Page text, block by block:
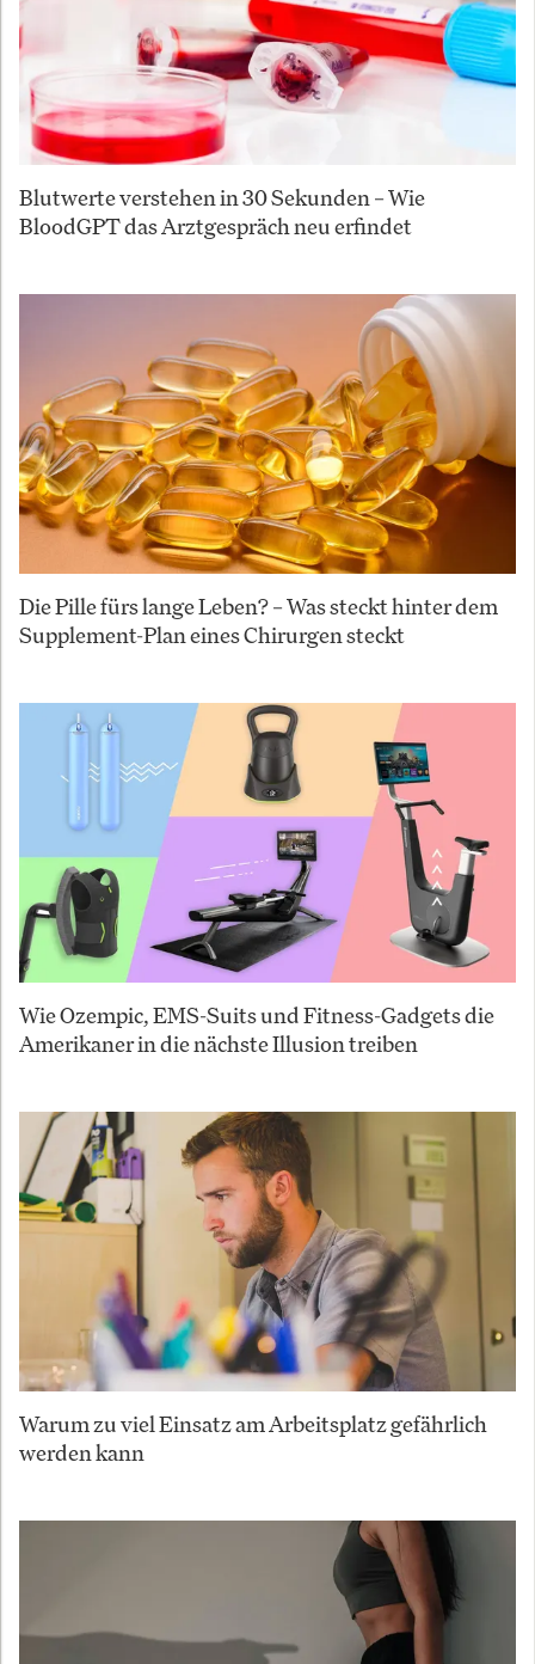
Blutwerte verstehen in 30 Sekunden – Wie
BloodGPT das Arztgespräch neu erfindet
Die Pille fürs lange Leben? – Was steckt hinter dem
Supplement-Plan eines Chirurgen steckt
Wie Ozempic, EMS-Suits und Fitness-Gadgets die
Amerikaner in die nächste Illusion treiben
Warum zu viel Einsatz am Arbeitsplatz gefährlich
werden kann